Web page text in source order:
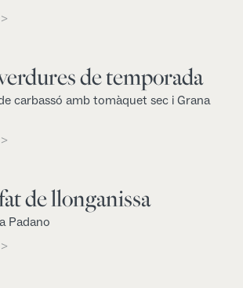
de temporada
carbassó amb tomàquet sec i Grana
de llonganissa
Padano